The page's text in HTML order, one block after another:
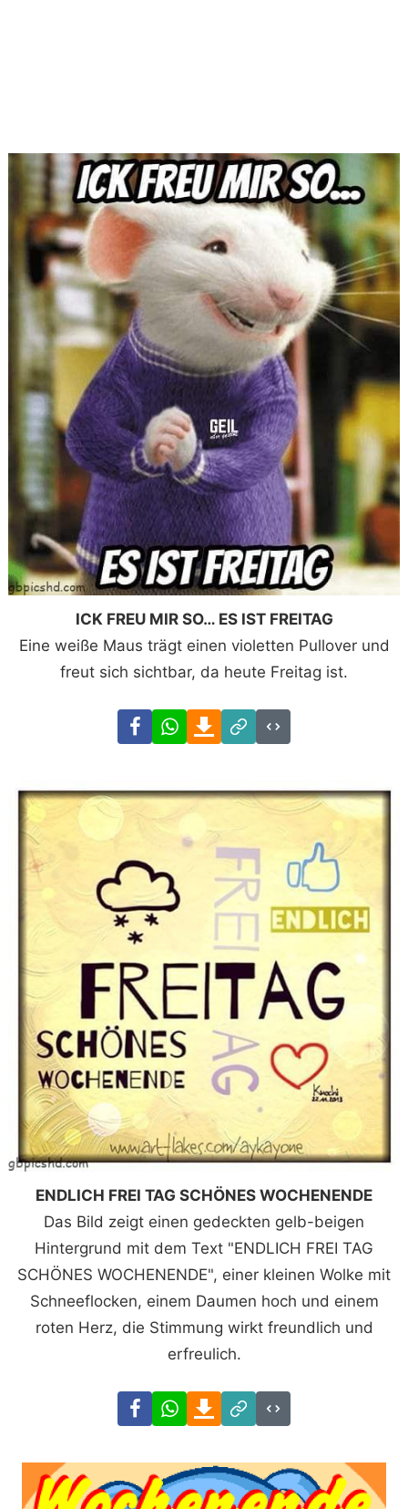
ICK FREU MIR SO… ES IST FREITAG
Eine weiße Maus trägt einen violetten Pullover und
freut sich sichtbar, da heute Freitag ist.
FacebookWhatsAppDownload
Link
Code
ENDLICH FREI TAG SCHÖNES WOCHENENDE
Das Bild zeigt einen gedeckten gelb-beigen
Hintergrund mit dem Text "ENDLICH FREI TAG
SCHÖNES WOCHENENDE", einer kleinen Wolke mit
Schneeflocken, einem Daumen hoch und einem
roten Herz, die Stimmung wirkt freundlich und
erfreulich.
FacebookWhatsAppDownload
Link
Code